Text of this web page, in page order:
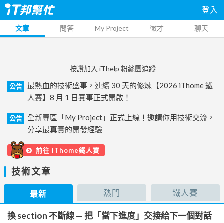
登入
文章 問答 My Project 徵才 聊天
按讚加入 iThelp 粉絲團追蹤
公告
最熱血的技術盛事，連續 30 天的修煉【2026 iThome 鐵
人賽】8 月 1 日賽事正式開啟！
公告
全新專區「My Project」正式上線！邀請你用技術交流，
分享最真實的開發經驗
前往 iThome鐵人賽
技術文章
最新 熱門 鐵人賽
換 section 不斷線 — 把「當下進度」交接給下一個對話